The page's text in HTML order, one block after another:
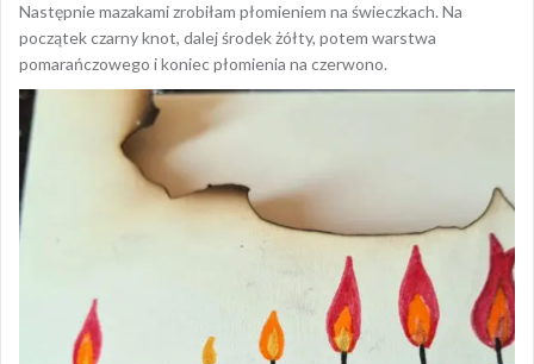
Następnie mazakami zrobiłam płomieniem na świeczkach. Na
początek czarny knot, dalej środek żółty, potem warstwa
pomarańczowego i koniec płomienia na czerwono.